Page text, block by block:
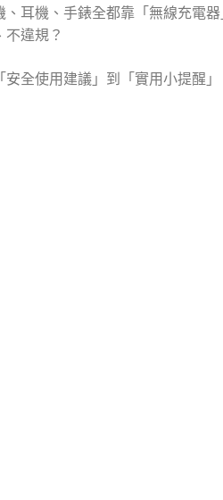
耳機、手錶全都靠「無線充電
違規？
全使用建議」到「實用小提醒」